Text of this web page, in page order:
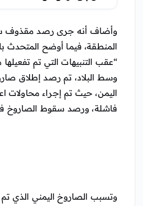
السعودية وأمريكا
وأضاف أنه جرى رصد
المنطقة، فيما أوضح المتحدث
“عقب التنبيهات التي تم
وسط البلاد، تم رصد إطلاق
اليمن، حيث تم إجراء محاولات
فاشلة، ورصد سقوط الصاروخ
وتسبب الصاروخ اليمني الذي